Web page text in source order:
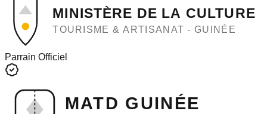
MINISTÈRE DE LA CULTURE
TOURISME & ARTISANAT - GUINÉE
Parrain Officiel
MATD GUINÉE